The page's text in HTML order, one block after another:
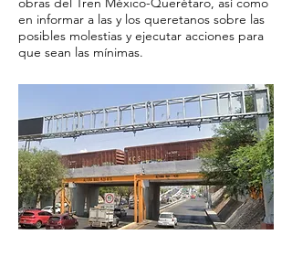
en informar a las y los queretanos sobre las
posibles molestias y ejecutar acciones para
que sean las mínimas.